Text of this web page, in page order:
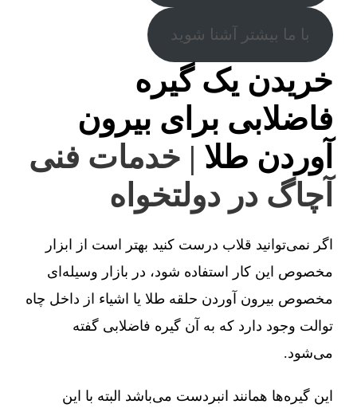
با ما بیشتر آشنا شوید
خریدن یک گیره
فاضلابی برای بیرون
آوردن طلا | خدمات فنی
آچاگ در دولتخواه
اگر نمی‌توانید قلاب درست کنید بهتر است از ابزار
مخصوص این کار استفاده شود، در بازار وسیله‌ای
مخصوص بیرون آوردن حلقه طلا یا اشیاء از داخل چاه
توالت وجود دارد که به آن گیره فاضلابی گفته
می‌شود.
این گیره‌ها همانند انبردست می‌باشد البته با این